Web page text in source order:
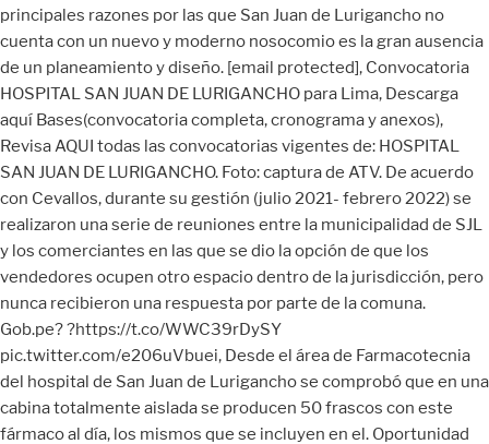
principales razones por las que San Juan de Lurigancho no
cuenta con un nuevo y moderno nosocomio es la gran ausencia
de un planeamiento y diseño. [email protected], Convocatoria
HOSPITAL SAN JUAN DE LURIGANCHO para Lima, Descarga
aquí Bases(convocatoria completa, cronograma y anexos),
Revisa AQUI todas las convocatorias vigentes de: HOSPITAL
SAN JUAN DE LURIGANCHO. Foto: captura de ATV. De acuerdo
con Cevallos, durante su gestión (julio 2021- febrero 2022) se
realizaron una serie de reuniones entre la municipalidad de SJL
y los comerciantes en las que se dio la opción de que los
vendedores ocupen otro espacio dentro de la jurisdicción, pero
nunca recibieron una respuesta por parte de la comuna.
Gob.pe? ?https://t.co/WWC39rDySY
pic.twitter.com/e206uVbuei, Desde el área de Farmacotecnia
del hospital de San Juan de Lurigancho se comprobó que en una
cabina totalmente aislada se producen 50 frascos con este
fármaco al día, los mismos que se incluyen en el. Oportunidad